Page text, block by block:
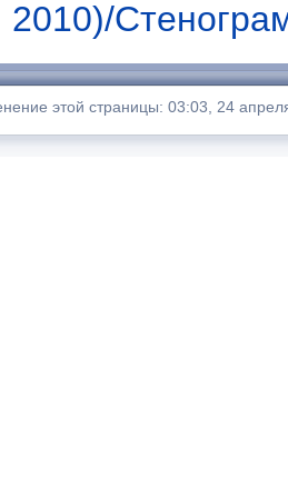
2010)/
этой страницы: 03:03, 24